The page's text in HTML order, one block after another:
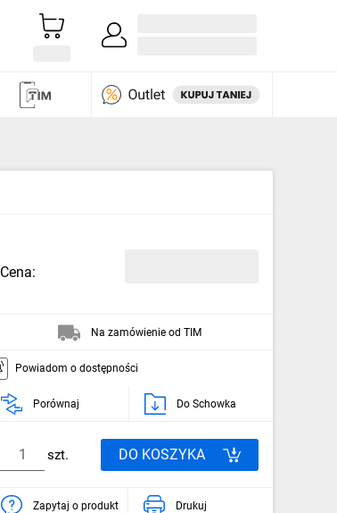
Cena:
Na zamówienie od TIM
Powiadom o dostępności
Porównaj Do Schowka
szt. DO KOSZYKA
Zapytaj o produkt Drukuj